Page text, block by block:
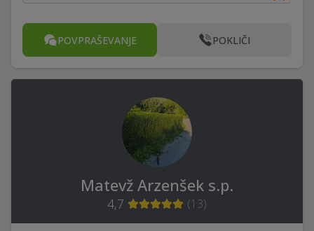
POVPRAŠEVANJE POKLIČI
Matevž Arzenšek s.p.
4,7 (13)